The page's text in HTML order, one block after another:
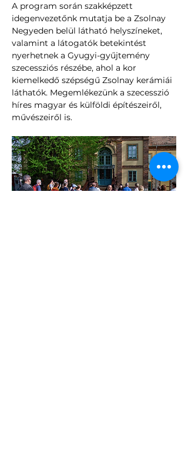
A program során szakképzett
idegenvezetőnk mutatja be a Zsolnay
Negyeden belül látható helyszíneket,
valamint a látogatók betekintést
nyerhetnek a Gyugyi-gyűjtemény
szecessziós részébe, ahol a kor
kiemelkedő szépségű Zsolnay kerámiái
láthatók. Megemlékezünk a szecesszió
híres magyar és külföldi építészeiről,
művészeiről is.